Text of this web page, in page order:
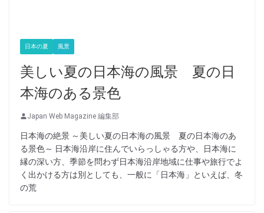
日本の夏 風景
美しい夏の日本海の風景 夏の日
本海のある景色
Japan Web Magazine 編集部
日本海の絶景 ～美しい夏の日本海の風景 夏の日本海のあ
る景色～ 日本海沿岸に住んでいらっしゃる方や、日本海に
縁の深い方、季節を問わず日本海沿岸地域に仕事や旅行でよ
く出かける方は別としても、一般に「日本海」といえば、冬
の荒